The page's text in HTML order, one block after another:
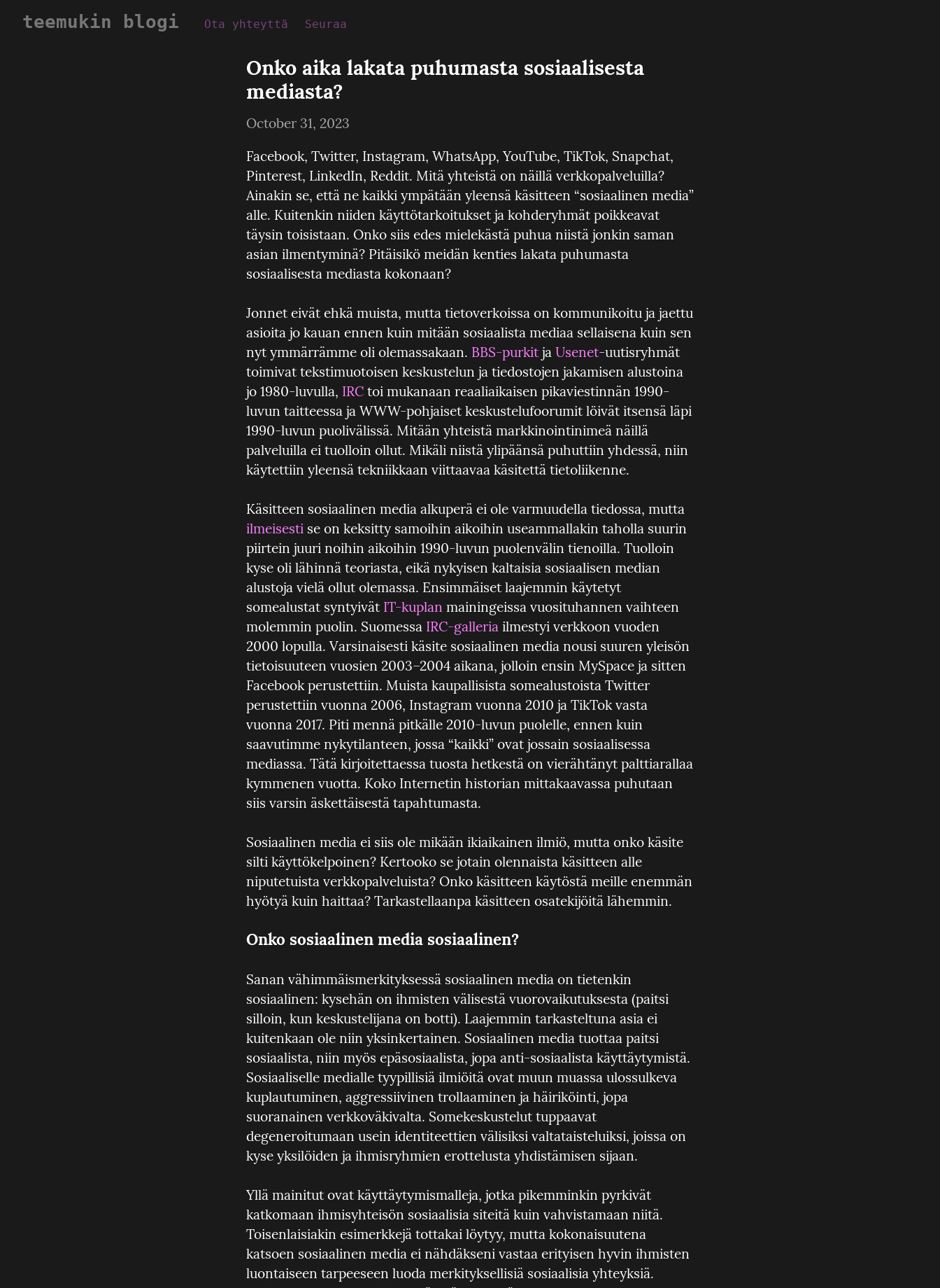
teemukin blogi Ota yhteyttä Seuraa
Onko aika lakata puhumasta sosiaalisesta
mediasta?
October 31, 2023
Facebook, Twitter, Instagram, WhatsApp, YouTube, TikTok, Snapchat,
Pinterest, LinkedIn, Reddit. Mitä yhteistä on näillä verkkopalveluilla?
Ainakin se, että ne kaikki ympätään yleensä käsitteen “sosiaalinen media”
alle. Kuitenkin niiden käyttötarkoitukset ja kohderyhmät poikkeavat
täysin toisistaan. Onko siis edes mielekästä puhua niistä jonkin saman
asian ilmentyminä? Pitäisikö meidän kenties lakata puhumasta
sosiaalisesta mediasta kokonaan?
Jonnet eivät ehkä muista, mutta tietoverkoissa on kommunikoitu ja jaettu
asioita jo kauan ennen kuin mitään sosiaalista mediaa sellaisena kuin sen
nyt ymmärrämme oli olemassakaan. BBS-purkit ja Usenet-uutisryhmät
toimivat tekstimuotoisen keskustelun ja tiedostojen jakamisen alustoina
jo 1980-luvulla, IRC toi mukanaan reaaliaikaisen pikaviestinnän 1990-
luvun taitteessa ja WWW-pohjaiset keskustelufoorumit löivät itsensä läpi
1990-luvun puolivälissä. Mitään yhteistä markkinointinimeä näillä
palveluilla ei tuolloin ollut. Mikäli niistä ylipäänsä puhuttiin yhdessä, niin
käytettiin yleensä tekniikkaan viittaavaa käsitettä tietoliikenne.
ilmeisesti se on keksitty samoihin aikoihin useammallakin taholla suurin
piirtein juuri noihin aikoihin 1990-luvun puolenvälin tienoilla. Tuolloin
kyse oli lähinnä teoriasta, eikä nykyisen kaltaisia sosiaalisen median
alustoja vielä ollut olemassa. Ensimmäiset laajemmin käytetyt
somealustat syntyivät IT-kuplan mainingeissa vuosituhannen vaihteen
molemmin puolin. Suomessa IRC-galleria ilmestyi verkkoon vuoden
2000 lopulla. Varsinaisesti käsite sosiaalinen media nousi suuren yleisön
tietoisuuteen vuosien 2003–2004 aikana, jolloin ensin MySpace ja sitten
Facebook perustettiin. Muista kaupallisista somealustoista Twitter
perustettiin vuonna 2006, Instagram vuonna 2010 ja TikTok vasta
vuonna 2017. Piti mennä pitkälle 2010-luvun puolelle, ennen kuin
saavutimme nykytilanteen, jossa “kaikki” ovat jossain sosiaalisessa
mediassa. Tätä kirjoitettaessa tuosta hetkestä on vierähtänyt palttiarallaa
kymmenen vuotta. Koko Internetin historian mittakaavassa puhutaan
siis varsin äskettäisestä tapahtumasta.
Sosiaalinen media ei siis ole mikään ikiaikainen ilmiö, mutta onko käsite
silti käyttökelpoinen? Kertooko se jotain olennaista käsitteen alle
niputetuista verkkopalveluista? Onko käsitteen käytöstä meille enemmän
hyötyä kuin haittaa? Tarkastellaanpa käsitteen osatekijöitä lähemmin.
Onko sosiaalinen media sosiaalinen?
Sanan vähimmäismerkityksessä sosiaalinen media on tietenkin
sosiaalinen: kysehän on ihmisten välisestä vuorovaikutuksesta (paitsi
silloin, kun keskustelijana on botti). Laajemmin tarkasteltuna asia ei
kuitenkaan ole niin yksinkertainen. Sosiaalinen media tuottaa paitsi
sosiaalista, niin myös epäsosiaalista, jopa anti-sosiaalista käyttäytymistä.
Sosiaaliselle medialle tyypillisiä ilmiöitä ovat muun muassa ulossulkeva
kuplautuminen, aggressiivinen trollaaminen ja häiriköinti, jopa
suoranainen verkkoväkivalta. Somekeskustelut tuppaavat
degeneroitumaan usein identiteettien välisiksi valtataisteluiksi, joissa on
kyse yksilöiden ja ihmisryhmien erottelusta yhdistämisen sijaan.
Yllä mainitut ovat käyttäytymismalleja, jotka pikemminkin pyrkivät
katkomaan ihmisyhteisön sosiaalisia siteitä kuin vahvistamaan niitä.
Toisenlaisiakin esimerkkejä tottakai löytyy, mutta kokonaisuutena
katsoen sosiaalinen media ei nähdäkseni vastaa erityisen hyvin ihmisten
luontaiseen tarpeeseen luoda merkityksellisiä sosiaalisia yhteyksiä.